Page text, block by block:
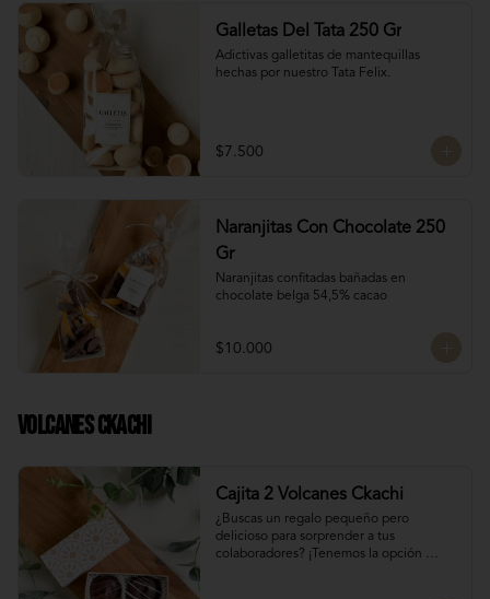
Galletas Del Tata 250 Gr
Adictivas galletitas de mantequillas
hechas por nuestro Tata Felix.
$7.500
Naranjitas Con Chocolate 250
Gr
Naranjitas confitadas bañadas en
chocolate belga 54,5% cacao
$10.000
Volcanes Ckachi
Cajita 2 Volcanes Ckachi
¿Buscas un regalo pequeño pero
delicioso para sorprender a tus
colaboradores? ¡Tenemos la opción